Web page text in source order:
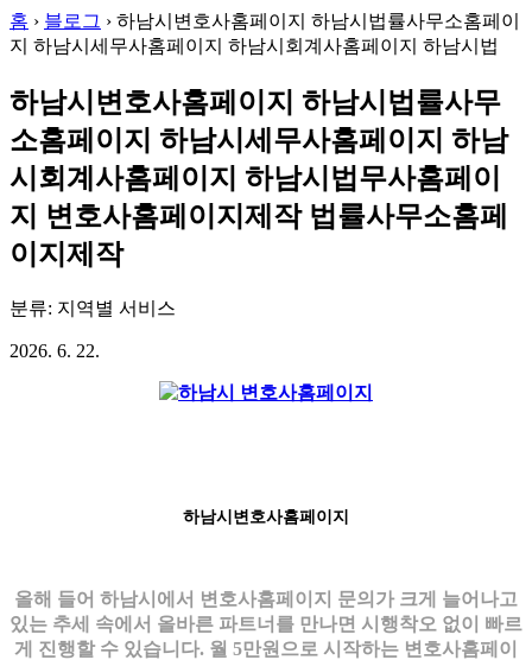
홈 › 블로그 › 하남시변호사홈페이지 하남시법률사무소홈페이
지 하남시세무사홈페이지 하남시회계사홈페이지 하남시법
하남시변호사홈페이지 하남시법률사무
소홈페이지 하남시세무사홈페이지 하남
시회계사홈페이지 하남시법무사홈페이
지 변호사홈페이지제작 법률사무소홈페
이지제작
분류: 지역별 서비스
2026. 6. 22.
하남시변호사홈페이지
올해 들어 하남시에서 변호사홈페이지 문의가 크게 늘어나고
있는 추세 속에서 올바른 파트너를 만나면 시행착오 없이 빠르
게 진행할 수 있습니다. 월 5만원으로 시작하는 변호사홈페이